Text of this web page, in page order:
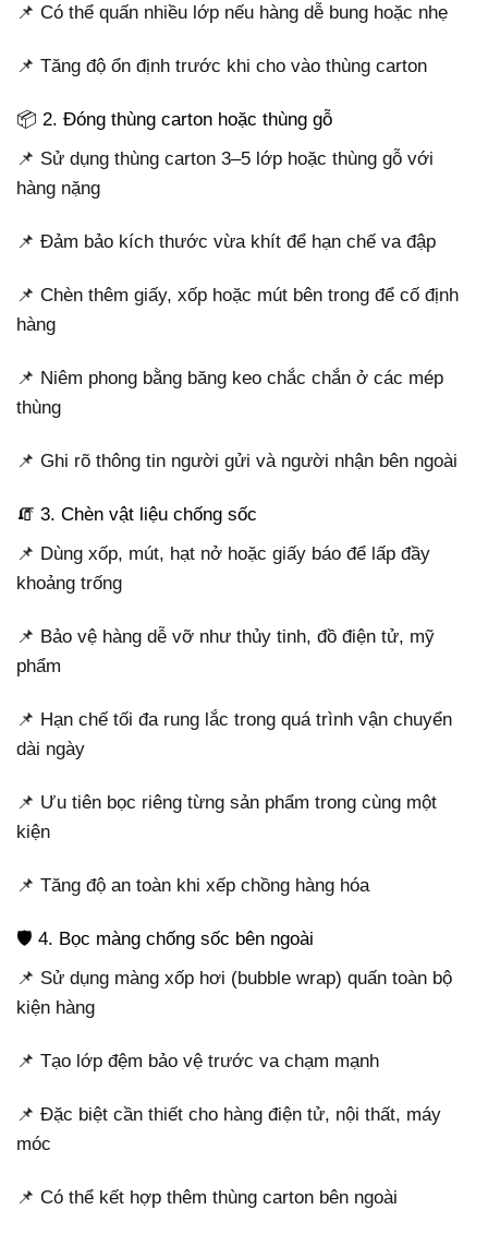
📌 Có thể quấn nhiều lớp nếu hàng dễ bung hoặc nhẹ
📌 Tăng độ ổn định trước khi cho vào thùng carton
📦 2. Đóng thùng carton hoặc thùng gỗ
📌 Sử dụng thùng carton 3–5 lớp hoặc thùng gỗ với
hàng nặng
📌 Đảm bảo kích thước vừa khít để hạn chế va đập
📌 Chèn thêm giấy, xốp hoặc mút bên trong để cố định
hàng
📌 Niêm phong bằng băng keo chắc chắn ở các mép
thùng
📌 Ghi rõ thông tin người gửi và người nhận bên ngoài
🧯 3. Chèn vật liệu chống sốc
📌 Dùng xốp, mút, hạt nở hoặc giấy báo để lấp đầy
khoảng trống
📌 Bảo vệ hàng dễ vỡ như thủy tinh, đồ điện tử, mỹ
phẩm
📌 Hạn chế tối đa rung lắc trong quá trình vận chuyển
dài ngày
📌 Ưu tiên bọc riêng từng sản phẩm trong cùng một
kiện
📌 Tăng độ an toàn khi xếp chồng hàng hóa
🛡️ 4. Bọc màng chống sốc bên ngoài
📌 Sử dụng màng xốp hơi (bubble wrap) quấn toàn bộ
kiện hàng
📌 Tạo lớp đệm bảo vệ trước va chạm mạnh
📌 Đặc biệt cần thiết cho hàng điện tử, nội thất, máy
móc
📌 Có thể kết hợp thêm thùng carton bên ngoài